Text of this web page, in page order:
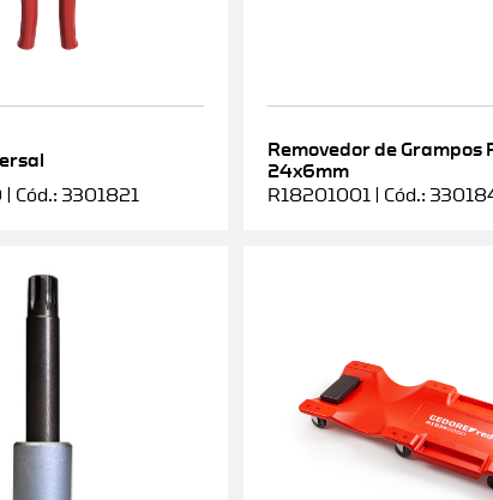
Cód.: 3301821
Removedor de Grampos
24x6mm
R18201001 | Cód.: